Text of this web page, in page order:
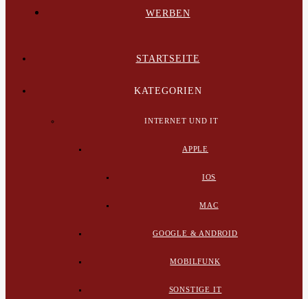
WERBEN
STARTSEITE
KATEGORIEN
INTERNET UND IT
APPLE
IOS
MAC
GOOGLE & ANDROID
MOBILFUNK
SONSTIGE IT